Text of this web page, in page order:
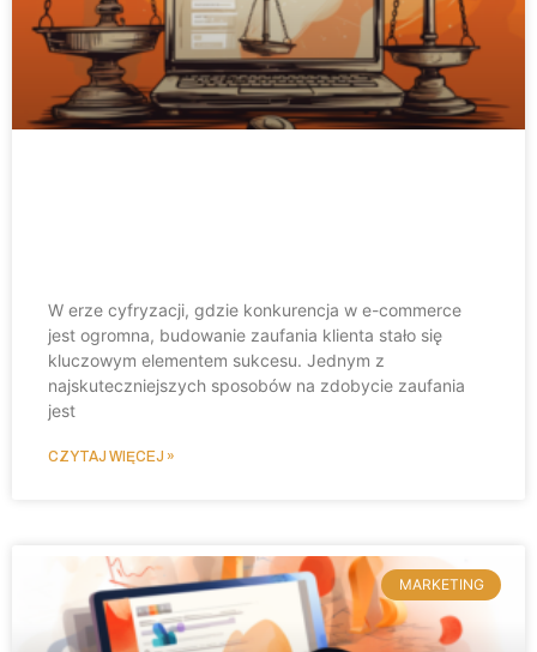
W erze cyfryzacji, gdzie konkurencja w e-commerce
jest ogromna, budowanie zaufania klienta stało się
kluczowym elementem sukcesu. Jednym z
najskuteczniejszych sposobów na zdobycie zaufania
jest
CZYTAJ WIĘCEJ »
MARKETING